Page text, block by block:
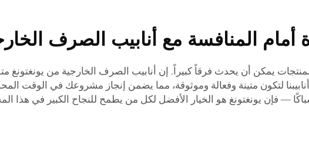
المنافسة مع أنابيب الصرف
يمكن أن يحدث فرقاً كبيراً. إن أنابيب الصرف الخارجية من يونغتونغ
لتكون متينة وفعالة وموثوقة، مما يضمن إنجاز مشروعك في الوقت
سباكًا — فإن يونغتونغ هو الخيار الأفضل لكل من يطمح للنجاح الكبير في هذا